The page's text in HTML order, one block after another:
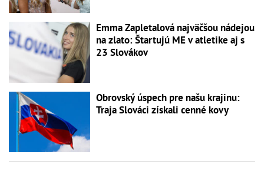
Emma Zapletalová najväčšou nádejou
na zlato: Štartujú ME v atletike aj s
23 Slovákov
Obrovský úspech pre našu krajinu:
Traja Slováci získali cenné kovy